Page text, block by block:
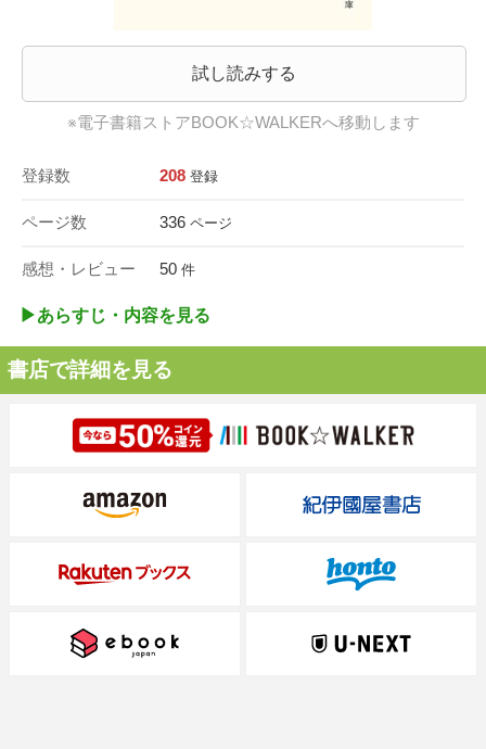
試し読みする
※電子書籍ストアBOOK☆WALKERへ移動します
登録数 208 登録
ページ数 336 ページ
感想・レビュー 50 件
▶︎あらすじ・内容を見る
書店で詳細を見る